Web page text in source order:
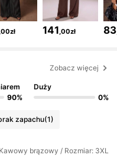
,00zł 141,00zł 83
Zobacz więcej
90%
Duży
0%
zapachu(1)
brązowy / Rozmiar: 3XL